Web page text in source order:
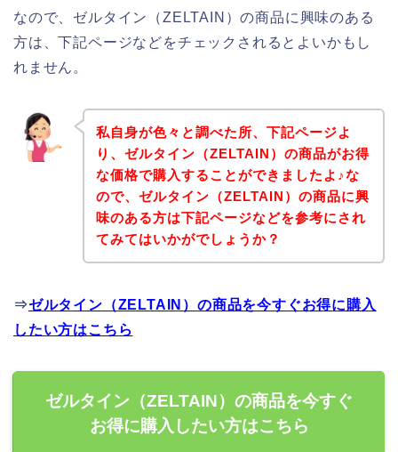
なので、ゼルタイン（ZELTAIN）の商品に興味のある
方は、下記ページなどをチェックされるとよいかもし
れません。
私自身が色々と調べた所、下記ページよ
り、ゼルタイン（ZELTAIN）の商品がお得
な価格で購入することができましたよ♪な
ので、ゼルタイン（ZELTAIN）の商品に興
味のある方は下記ページなどを参考にされ
てみてはいかがでしょうか？
⇒ゼルタイン（ZELTAIN）の商品を今すぐお得に購入
したい方はこちら
ゼルタイン（ZELTAIN）の商品を今すぐ
お得に購入したい方はこちら